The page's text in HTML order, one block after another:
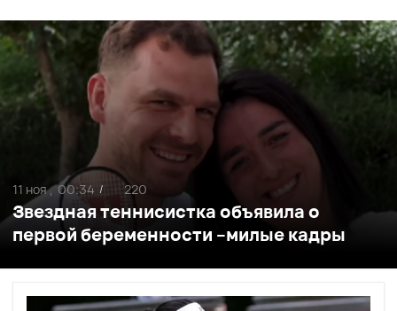
Звездная теннисистка объявила о
первой беременности –милые кадры
11 ноя , 00:34 / 220